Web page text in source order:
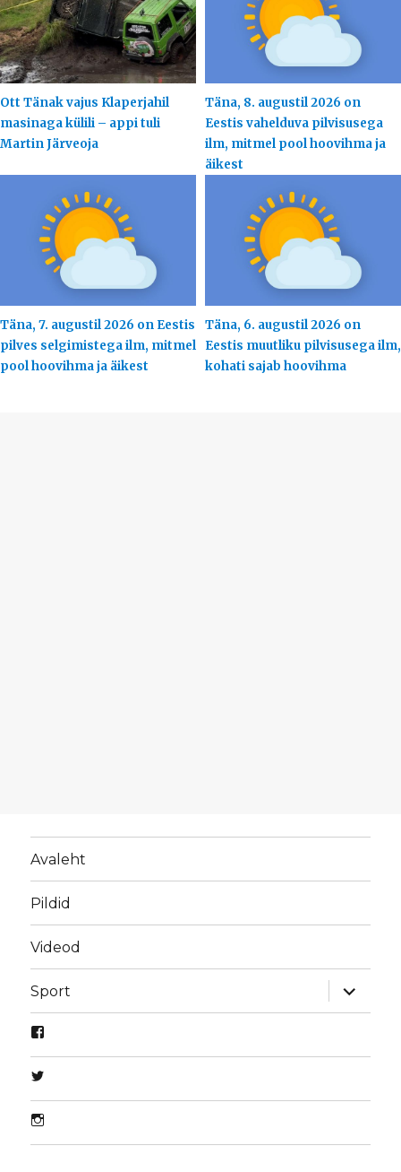
Ott Tänak vajus Klaperjahil
masinaga külili – appi tuli
Martin Järveoja
Täna, 8. augustil 2026 on
Eestis vahelduva pilvisusega
ilm, mitmel pool hoovihma ja
äikest
Täna, 7. augustil 2026 on Eestis
pilves selgimistega ilm, mitmel
pool hoovihma ja äikest
Täna, 6. augustil 2026 on
Eestis muutliku pilvisusega ilm,
kohati sajab hoovihma
Avaleht
Pildid
Videod
Sport
laienda